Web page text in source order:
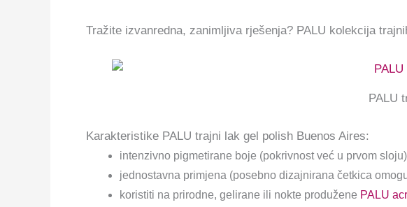
Tražite izvanredna, zanimljiva rješenja? PALU kolekcija
PALU
Karakteristike PALU trajni lak gel polish Buenos Aires:
intenzivno pigmetirane boje (pokrivnost već u prvom sloju)
jednostavna primjena (posebno dizajnirana četkica
koristiti na prirodne, gelirane ili nokte produžene PALU